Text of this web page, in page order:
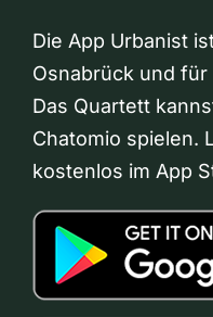
Die App Urbanist
Osnabrück und
Das Quartett
Chatomio spielen.
kostenlos im App